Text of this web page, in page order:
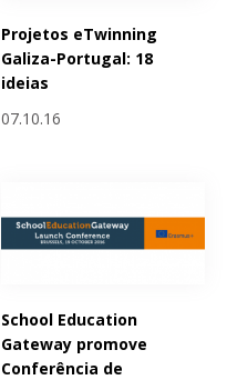
Projetos eTwinning
Galiza-Portugal: 18
ideias
07.10.16
School Education
Gateway promove
Conferência de